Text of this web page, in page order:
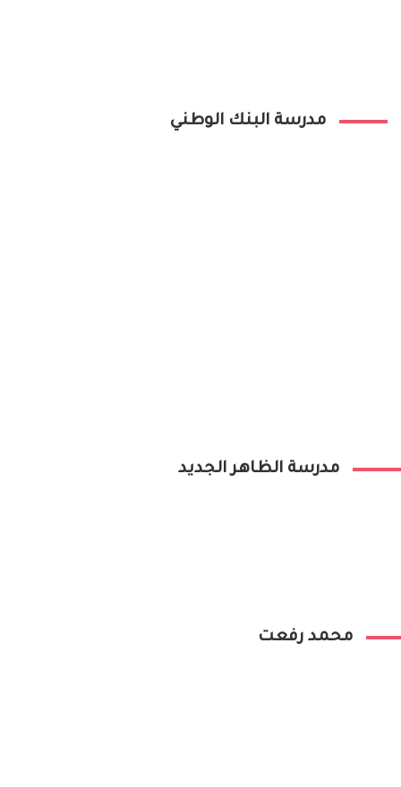
مدرسة البنك الوطني
مدرسة الظاهر الجديد
محمد رفعت